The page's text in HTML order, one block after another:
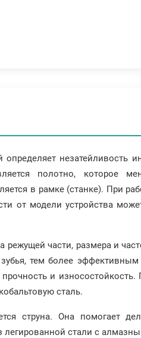
незатейливость
полотно, которое
в рамке (станке). При
от модели устройства
режущей части, размера и
тем более эффективным
и износостойкость.
сталь.
струна. Она помогает
легированной стали с